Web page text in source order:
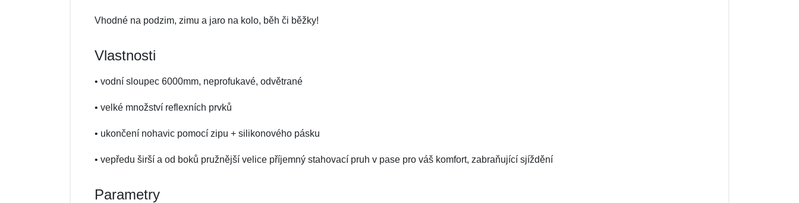
Vhodné na podzim, zimu a jaro na kolo, běh či běžky!
Vlastnosti
• vodní sloupec 6000mm, neprofukavé, odvětrané
• velké množství reflexních prvků
• ukončení nohavic pomocí zipu + silikonového pásku
• vepředu širší a od boků pružnější velice příjemný stahovací pruh v pase pro váš komfort, zabraňující sjíždění
Parametry